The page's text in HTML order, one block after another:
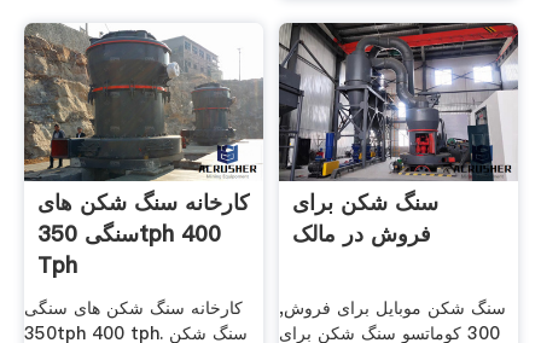
کارخانه سنگ شکن های
سنگی 350tph 400
Tph
کارخانه سنگ شکن های سنگی
350tph 400 tph. سنگ شکن
سنگ شکن برای
فروش در مالک
سنگ شکن موبایل برای فروش,
300 کوماتسو سنگ شکن برای